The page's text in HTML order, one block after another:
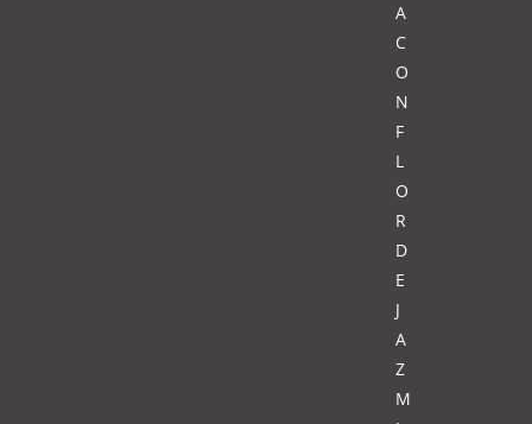
A
C
O
N
F
L
O
R
D
E
J
A
Z
M